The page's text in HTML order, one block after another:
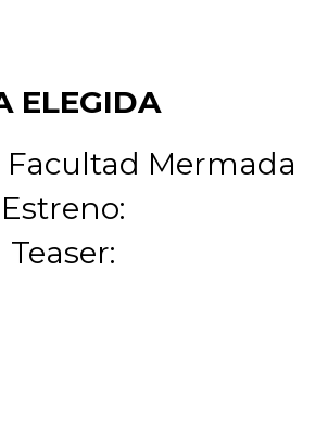
ELEGIDA
Mermada
Estreno:
Teaser: